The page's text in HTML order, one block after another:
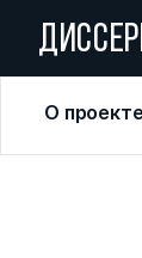
О проекте